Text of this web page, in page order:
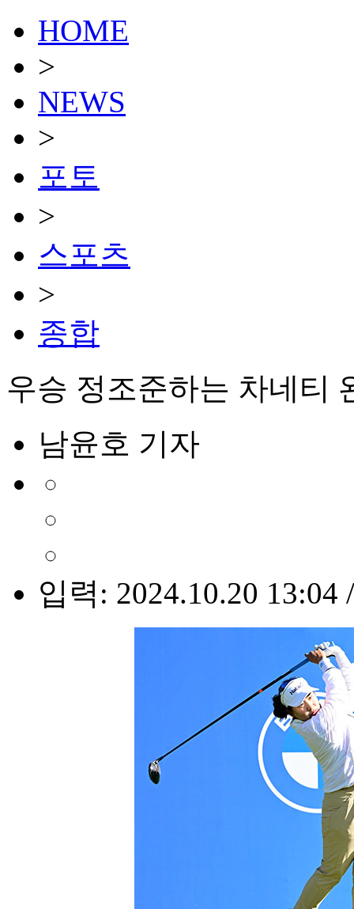
HOME
>
NEWS
>
포토
>
스포츠
>
종합
우승 정조준하는 차네티
남윤호 기자
입력: 2024.10.20 13:04